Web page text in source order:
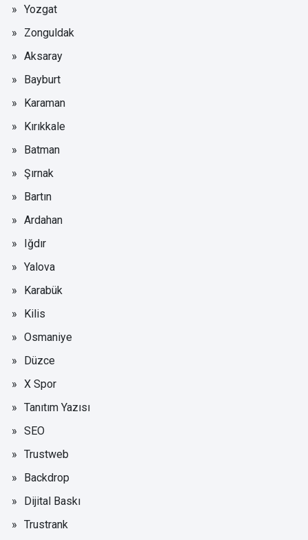
Yozgat
Zonguldak
Aksaray
Bayburt
Karaman
Kırıkkale
Batman
Şırnak
Bartın
Ardahan
Iğdır
Yalova
Karabük
Kilis
Osmaniye
Düzce
X Spor
Tanıtım Yazısı
SEO
Trustweb
Backdrop
Dijital Baskı
Trustrank